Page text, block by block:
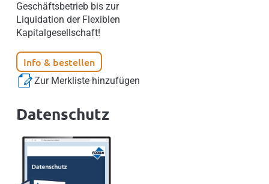
Geschäftsbetrieb bis zur
Liquidation der Flexiblen
Kapitalgesellschaft!
Info & bestellen
Zur Merkliste hinzufügen
Datenschutz